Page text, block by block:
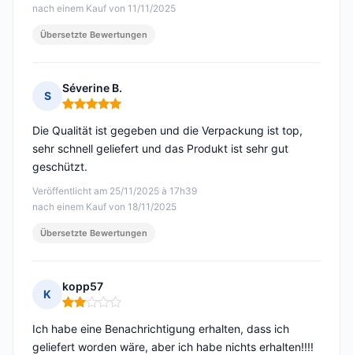
nach einem Kauf von 11/11/2025
Übersetzte Bewertungen
S
Séverine B.
Hinweis: 5 von 5
Veröffentlicht am 25/11/2025 à 17h39
nach einem Kauf von 18/11/2025
Die Qualität ist gegeben und die Verpackung ist top,
sehr schnell geliefert und das Produkt ist sehr gut
geschützt.
Übersetzte Bewertungen
K
kopp57
Hinweis: 2 von 5
Ich habe eine Benachrichtigung erhalten, dass ich
geliefert worden wäre, aber ich habe nichts erhalten!!!!